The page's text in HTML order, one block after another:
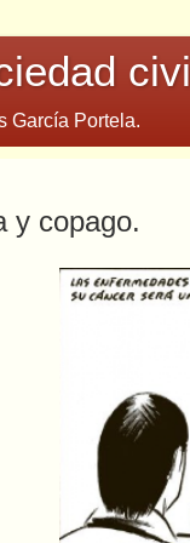
García Portela.
y copago.